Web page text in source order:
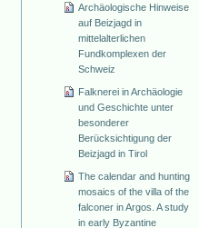
Archäologische Hinweise
auf Beizjagd in
mittelalterlichen
Fundkomplexen der
Schweiz
Falknerei in Archäologie
und Geschichte unter
besonderer
Berücksichtigung der
Beizjagd in Tirol
The calendar and hunting
mosaics of the villa of the
falconer in Argos. A study
in early Byzantine